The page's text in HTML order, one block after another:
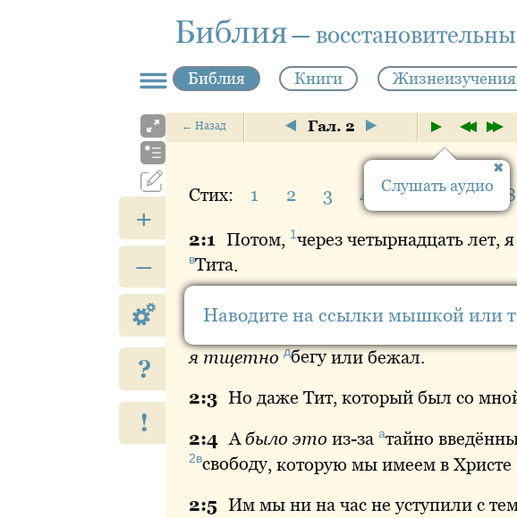
Библия—
Библия Книги Жизнеизучения
+
–
?
!
←Назад Гал. 2
Стих: 1 2 3 4 5 6 7 8
2:1 Потом, 1через четырнадцать лет,
вТита
2:2 откровению
язычников отдельно от
я тщетно дбегуили бежал.
2:3 Но даже Тит, который был со
2:4 А было это из-за атайно
2всвободу, которую мы имеем в Христе
2:5 Им мы ни на час не уступили с
Слушать аудио
Наводите на ссылки мышкой или